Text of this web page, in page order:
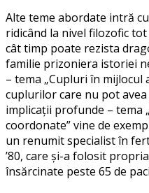
Alte teme abordate intră
ridicând la nivel filozofic
cât timp poate rezista
familie prizoniera istoriei
– tema „Cupluri în
cuplurilor care nu pot
implicaţii profunde – tema
coordonate” vine de
un renumit specialist în
’80, care şi-a folosit
însărcinate peste 65 de